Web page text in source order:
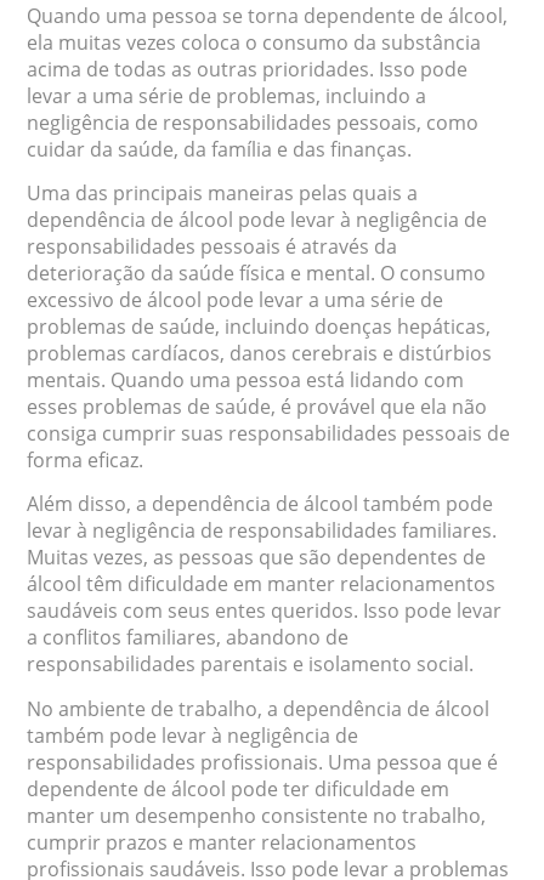
Quando uma pessoa se torna dependente de álcool,
ela muitas vezes coloca o consumo da substância
acima de todas as outras prioridades. Isso pode
levar a uma série de problemas, incluindo a
negligência de responsabilidades pessoais, como
cuidar da saúde, da família e das finanças.
Uma das principais maneiras pelas quais a
dependência de álcool pode levar à negligência de
responsabilidades pessoais é através da
deterioração da saúde física e mental. O consumo
excessivo de álcool pode levar a uma série de
problemas de saúde, incluindo doenças hepáticas,
problemas cardíacos, danos cerebrais e distúrbios
mentais. Quando uma pessoa está lidando com
esses problemas de saúde, é provável que ela não
consiga cumprir suas responsabilidades pessoais de
forma eficaz.
Além disso, a dependência de álcool também pode
levar à negligência de responsabilidades familiares.
Muitas vezes, as pessoas que são dependentes de
álcool têm dificuldade em manter relacionamentos
saudáveis com seus entes queridos. Isso pode levar
a conflitos familiares, abandono de
responsabilidades parentais e isolamento social.
No ambiente de trabalho, a dependência de álcool
também pode levar à negligência de
responsabilidades profissionais. Uma pessoa que é
dependente de álcool pode ter dificuldade em
manter um desempenho consistente no trabalho,
cumprir prazos e manter relacionamentos
profissionais saudáveis. Isso pode levar a problemas